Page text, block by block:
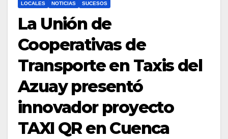
LOCALES NOTICIAS SUCESOS
La Unión de
Cooperativas de
Transporte en Taxis del
Azuay presentó
innovador proyecto
TAXI QR en Cuenca